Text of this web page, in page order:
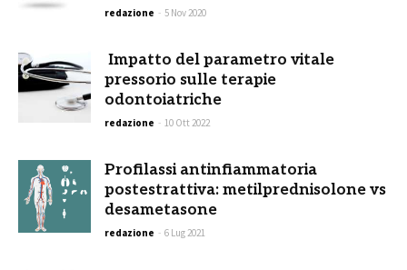
redazione - 5 Nov 2020
Impatto del parametro vitale
pressorio sulle terapie
odontoiatriche
redazione - 10 Ott 2022
Profilassi antinfiammatoria
postestrattiva: metilprednisolone vs
desametasone
redazione - 6 Lug 2021